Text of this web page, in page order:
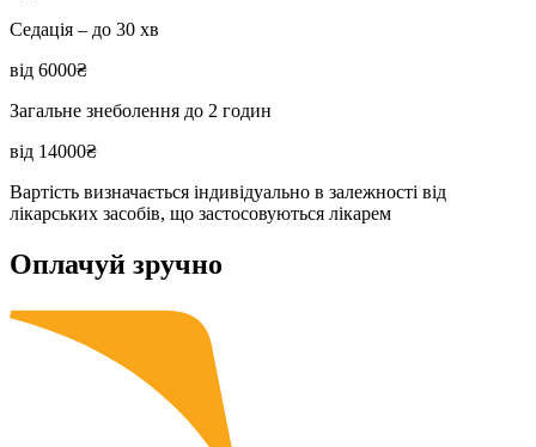
Седація – до 30 хв
від 6000₴
Загальне знеболення до 2 годин
від 14000₴
Вартість визначається індивідуально в залежності від
лікарських засобів, що застосовуються лікарем
Оплачуй зручно